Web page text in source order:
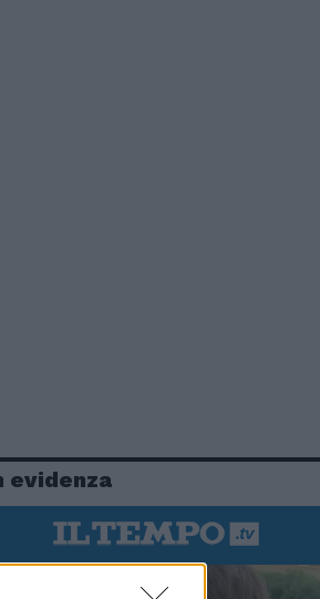
evidenza